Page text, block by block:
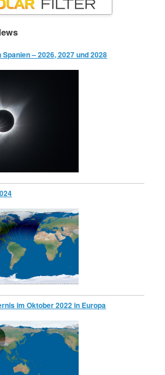
– 2026, 2027 und 2028
im Oktober 2022 in Europa